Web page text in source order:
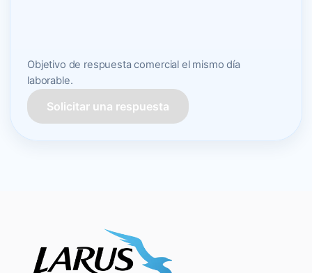
Objetivo de respuesta comercial el mismo día
laborable.
Solicitar una respuesta